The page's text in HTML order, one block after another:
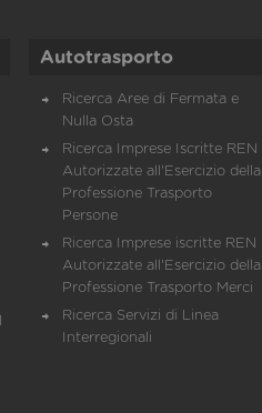
Autotrasporto
Ricerca Aree di Fermata e
Nulla Osta
Ricerca Imprese Iscritte REN
Autorizzate all'Esercizio della
Professione Trasporto
Persone
Ricerca Imprese iscritte REN
Autorizzate all'Esercizio della
Professione Trasporto Merci
Ricerca Servizi di Linea
Interregionali